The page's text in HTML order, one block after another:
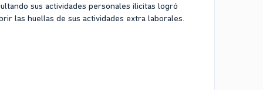
sus actividades personales ilicitas logró
las huellas de sus actividades extra laborales.